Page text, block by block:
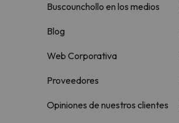
Buscounchollo en los medios
Blog
Web Corporativa
Proveedores
Opiniones de nuestros clientes